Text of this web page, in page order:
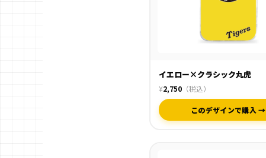
イエロー×クラシック丸虎
¥2,750（税込）
このデザインで購入 →